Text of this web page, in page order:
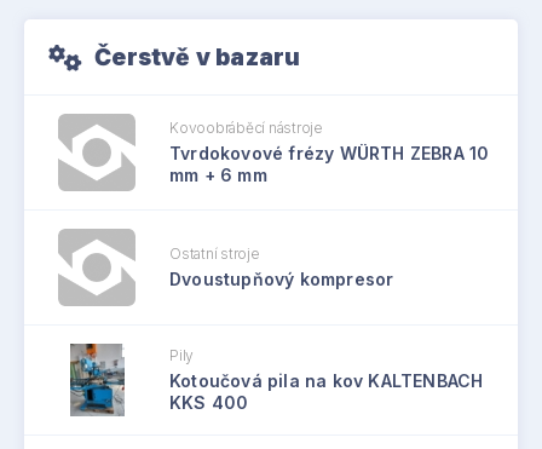
Čerstvě v bazaru
Kovoobráběcí nástroje
Tvrdokovové frézy WÜRTH ZEBRA 10
mm + 6 mm
Ostatní stroje
Dvoustupňový kompresor
Pily
Kotoučová pila na kov KALTENBACH
KKS 400